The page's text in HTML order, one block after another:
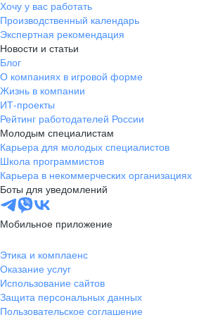
Хочу у вас работать
Производственный календарь
Экспертная рекомендация
Новости и статьи
Блог
О компаниях в игровой форме
Жизнь в компании
ИТ-проекты
Рейтинг работодателей России
Молодым специалистам
Карьера для молодых специалистов
Школа программистов
Карьера в некоммерческих организациях
Боты для уведомлений
Мобильное приложение
Этика и комплаенс
Оказание услуг
Использование сайтов
Защита персональных данных
Пользовательское соглашение